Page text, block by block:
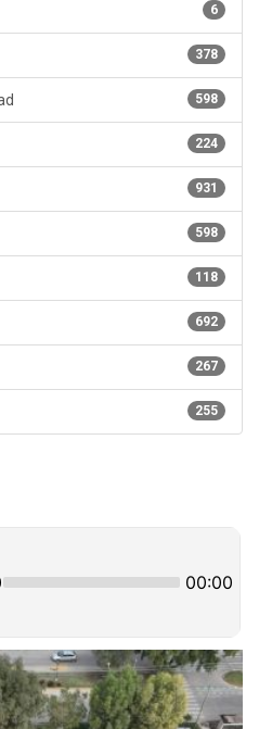
6
378
598
224
931
598
118
692
267
255